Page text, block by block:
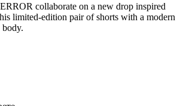
collaborate on a new drop inspired
limited-edition pair of shorts with a modern